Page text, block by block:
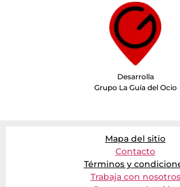
Desarrolla
Grupo La Guía del Ocio
Mapa del sitio
Contacto
Términos y
Trabaja con nosotros